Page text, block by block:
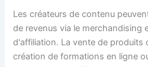
Les créateurs de contenu
de revenus via le merchandising
d'affiliation. La vente de produits
création de formations en ligne